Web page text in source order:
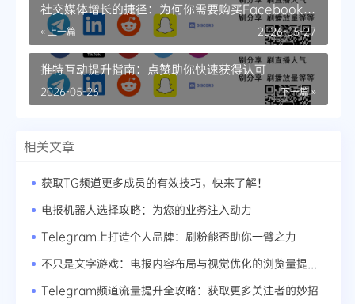
社交媒体增长的捷径：为何你需要购买Facebook粉
丝
« 上一篇 2026-05-27
推特互动提升指南：点赞助你快速获得认可
下一篇 »
2026-05-26
相关文章
获取TG频道更多成员的有效技巧，快来了解！
电报机器人选择攻略：为您的业务注入动力
Telegram上打造个人品牌：刷粉能否助你一臂之力
Telegram频道流量提升全攻略：获取更多关注者的妙招